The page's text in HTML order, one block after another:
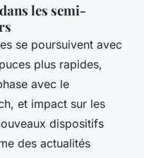
les semi-
se poursuivent avec
plus rapides,
avec le
et impact sur les
dispositifs
des actualités